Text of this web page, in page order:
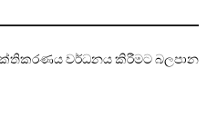
වර්ධනය කිරීමට බලපාන